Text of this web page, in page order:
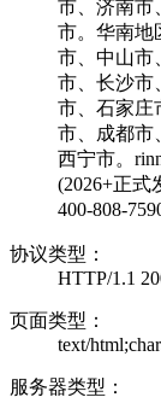
市、济南市
市。华南地
市、中山市
市、长沙市
市、石家庄
市、成都市
西宁市。
(2026+正式
400-808-
协议类型：
HTTP/1.1
页面类型：
text/
服务器类型：